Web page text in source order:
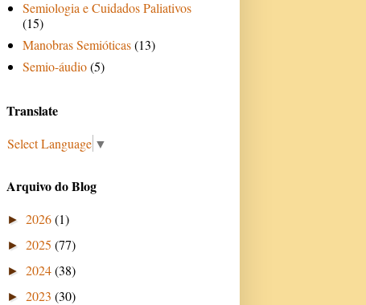
Semiologia e Cuidados Paliativos
(15)
Manobras Semióticas(13)
Semio-áudio(5)
Translate
Select Language ▼
Arquivo do Blog
► 2026(1)
► 2025 (77)
► 2024(38)
► 2023 (30)